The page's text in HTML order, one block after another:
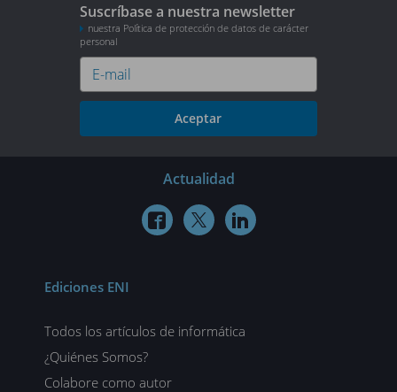
Suscríbase a nuestra newsletter
nuestra Política de protección de datos de carácter
personal
Aceptar
Actualidad
  
Ediciones ENI
Todos los artículos de informática
¿Quiénes Somos?
Colabore como autor